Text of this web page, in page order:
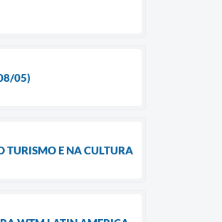
05)
TURISMO E NA CULTURA